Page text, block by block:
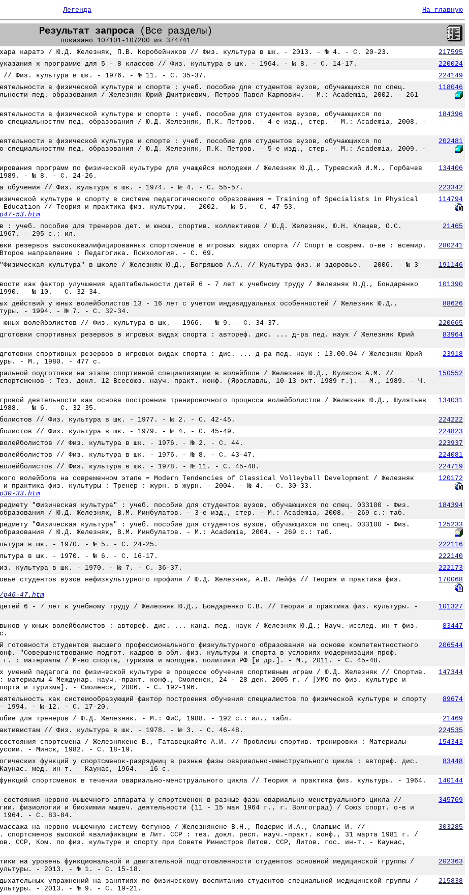
Легенда На главную
Результат запроса(Все разделы)
показано 107101-107200 из 374741
каратэ / Ю.Д. Железняк, П.В. Коробейников // Физ. культура в шк. - 2013. - № 4. - С. 20-23.
217595
указания к программе для 5 - 8 классов // Физ. культура в шк. - 1964. - № 8. - С. 14-17.
220024
// Физ. культура в шк. - 1976. - № 11. - С. 35-37.
224149
в физической культуре и спорте : учеб. пособие для студентов вузов, обучающихся по спец.
пед. образования / Железняк Юрий Дмитриевич, Петров Павел Карпович. - М.: Academia, 2002. - 261
118046
в физической культуре и спорте : учеб. пособие для студентов вузов, обучающихся по
специальностям пед. образования / Ю.Д. Железняк, П.К. Петров. - 4-е изд., стер. - М.: Academia, 2008. -
184396
в физической культуре и спорте : учеб. пособие для студентов вузов, обучающихся по
специальностям пед. образования / Ю.Д. Железняк, П.К. Петров. - 5-е изд., стер. - М.: Academia, 2009. -
202481
программ по физической культуре для учащейся молодежи / Железняк Ю.Д., Туревский И.М., Горбачев
1989. - № 8. - С. 24-26.
134406
обучения // Физ. культура в шк. - 1974. - № 4. - С. 55-57.
223342
культуре и спорту в системе педагогического образования = Training of Specialists in Physical
// Теория и практика физ. культуры. - 2002. - № 5. - С. 47-53.
53.htm
114794
: учеб. пособие для тренеров дет. и юнош. спортив. коллективов / Ю.Д. Железняк, Ю.Н. Клещев, О.С.
- 295 с.: ил.
21465
резервов высококвалифицированных спортсменов в игровых видах спорта // Спорт в соврем. о-ве : всемир.
направление : Педагогика. Психология. - С. 69.
280241
"Физическая культура" в школе / Железняк Ю.Д., Богряшов А.А. // Культура физ. и здоровье. - 2006. - № 3
191146
как фактор улучшения адаптабельности детей 6 - 7 лет к учебному труду / Железняк Ю.Д., Бондаренко
1990. - № 10. - С. 32-34.
101390
действий у юных волейболистов 13 - 16 лет с учетом индивидуальных особенностей / Железняк Ю.Д.,
- 1994. - № 7. - С. 32-34.
88626
юных волейболистов // Физ. культура в шк. - 1966. - № 9. - С. 34-37.
220665
спортивных резервов в игровых видах спорта : автореф. дис. ... д-ра пед. наук / Железняк Юрий
83964
спортивных резервов в игровых видах спорта : дис. ... д-ра пед. наук : 13.00.04 / Железняк Юрий
- М., 1980. - 477 с.
23918
подготовки на этапе спортивной специализации в волейболе / Железняк Ю.Д., Кулясов А.М. //
спортсменов : Тез. докл. 12 Всесоюз. науч.-практ. конф. (Ярославль, 10-13 окт. 1989 г.). - М., 1989. - Ч.
150552
деятельности как основа построения тренировочного процесса волейболистов / Железняк Ю.Д., Шулятьев
1988. - № 6. - С. 32-35.
134031
// Физ. культура в шк. - 1977. - № 2. - С. 42-45.
224222
// Физ. культура в шк. - 1979. - № 4. - С. 45-49.
224823
волейболистов // Физ. культура в шк. - 1976. - № 2. - С. 44.
223937
волейболистов // Физ. культура в шк. - 1976. - № 8. - С. 43-47.
224081
волейболистов // Физ. культура в шк. - 1978. - № 11. - С. 45-48.
224719
волейбола на современном этапе = Modern Tendencies of Classical Volleyball Development / Железняк
практика физ. культуры : Тренер : журн. в журн. - 2004. - № 4. - С. 30-33.
33.htm
120172
"Физическая культура" : учеб. пособие для студентов вузов, обучающихся по спец. 033100 - Физ.
образования / Ю.Д. Железняк, В.М. Минбулатов. - 3-е изд., стер. - М.: Academia, 2008. - 269 с.: таб.
184394
"Физическая культура" : учеб. пособие для студентов вузов, обучающихся по спец. 033100 - Физ.
образования / Ю.Д. Железняк, В.М. Минбулатов. - М.: Academia, 2004. - 269 с.: таб.
125233
в шк. - 1970. - № 5. - С. 24-25.
222116
в шк. - 1970. - № 6. - С. 16-17.
222140
культура в шк. - 1970. - № 7. - С. 36-37.
222173
студентов вузов нефизкультурного профиля / Ю.Д. Железняк, А.В. Лейфа // Теория и практика физ.
47.htm
170068
детей 6 - 7 лет к учебному труду / Железняк Ю.Д., Бондаренко С.В. // Теория и практика физ. культуры. -
101327
у юных волейболистов : автореф. дис. ... канд. пед. наук / Железняк Ю.Д.; Науч.-исслед. ин-т физ.
83447
студентов высшего профессионального физкультурного образования на основе компетентностного
"Совершенствование подгот. кадров в обл. физ. культуры и спорта в условиях модернизации проф.
г. : материалы / М-во спорта, туризма и молодеж. политики РФ [и др.]. - М., 2011. - С. 45-48.
206544
умений педагога по физической культуре в процессе обучения спортивным играм / Ю.Д. Железняк // Спортив.
: материалы 4 Междунар. науч.-практ. конф., Смоленск, 24 - 28 дек. 2005 г. / [УМО по физ. культуре и
и туризма]. - Смоленск, 2006. - С. 192-196.
147344
как системообразующий фактор построения обучения специалистов по физической культуре и спорту
- 1994. - № 12. - С. 17-20.
89674
для тренеров / Ю.Д. Железняк. - М.: ФиС, 1988. - 192 с.: ил., табл.
21469
активистам // Физ. культура в шк. - 1978. - № 3. - С. 46-48.
224535
спортсмена / Железнякене В., Гатавецкайте А.И. // Проблемы спортив. тренировки : Материалы
- Минск, 1982. - С. 18-19.
154343
функций у спортсменок-разрядниц в разные фазы овариально-менструального цикла : автореф. дис.
мед. ин-т. - Каунас, 1964. - 16 с.
83448
спортсменок в течении овариально-менструального цикла // Теория и практика физ. культуры. - 1964.
140144
нервно-мышечного аппарата у спортсменок в разные фазы овариально-менструального цикла //
физиологии и биохимии мышеч. деятельности (11 - 15 мая 1964 г., г. Волгоград) / Союз спорт. о-в и
1964. - С. 83-84.
345769
на нервно-мышечную систему бегунов / Железнякене В.Н., Подерис И.А., Слапшис И. //
спортсменов высокой квалификации в Лит. ССР : тез. докл. респ. науч.-практ. конф., 31 марта 1981 г. /
ССР, Ком. по физ. культуре и спорту при Совете Министров Литов. ССР, Литов. гос. ин-т. - Каунас,
303285
на уровень функциональной и двигательной подготовленности студентов основной медицинской группы /
- 2013. - № 1. - С. 15-18.
202363
упражнений на занятиях по физическому воспитанию студентов специальной медицинской группы /
- 2013. - № 9. - С. 19-21.
215838